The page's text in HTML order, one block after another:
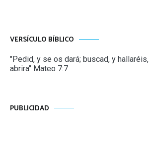
VERSÍCULO BÍBLICO
"Pedid, y se os dará; buscad, y
abrira" Mateo 7:7
PUBLICIDAD